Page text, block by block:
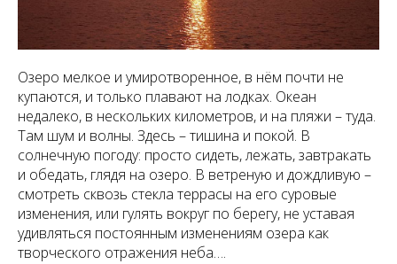
Озеро мелкое и умиротворенное, в нём почти не
купаются, и только плавают на лодках. Океан
недалеко, в нескольких километров, и на пляжи – туда.
Там шум и волны. Здесь – тишина и покой. В
солнечную погоду: просто сидеть, лежать, завтракать
и обедать, глядя на озеро. В ветреную и дождливую –
смотреть сквозь стекла террасы на его суровые
изменения, или гулять вокруг по берегу, не уставая
удивляться постоянным изменениям озера как
творческого отражения неба….